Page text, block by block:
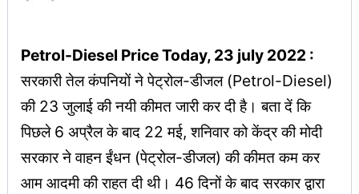
Petrol-Diesel Price Today, 23 july 2022 :
सरकारी तेल कंपनियों ने पेट्रोल-डीजल (Petrol-Diesel)
की 23 जुलाई की नयी कीमत जारी कर दी है। बता दें कि
पिछले 6 अप्रैल के बाद 22 मई, शनिवार को केंद्र की मोदी
सरकार ने वाहन ईंधन (पेट्रोल-डीजल) की कीमत कम कर
आम आदमी की राहत दी थी। 46 दिनों के बाद सरकार द्वारा